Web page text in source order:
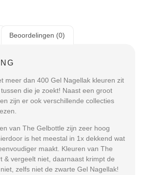
Beoordelingen (0)
meer dan 400 Gel Nagellak kleuren zit
die je zoekt! Naast een groot
zijn er ook verschillende collecties
van The Gelbottle zijn zeer hoog
is het meestal in 1x dekkend wat
maakt. Kleuren van The
& vergeelt niet, daarnaast krimpt de
zelfs niet de zwarte Gel Nagellak!